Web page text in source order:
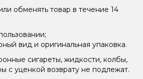
обменять товар в течение 14
вид и оригинальная упаковка.
сигареты, жидкости, колбы,
с уценкой возврату не подлежат.